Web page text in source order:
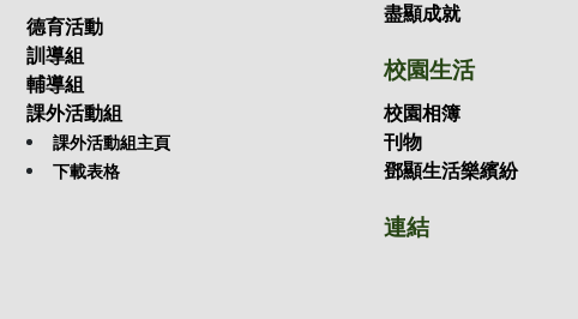
德育活動
訓導組
輔導組
課外活動組
課外活動組主頁
下載表格
盡顯成就
校園生活
校園相簿
刊物
鄧顯生活樂繽紛
連結